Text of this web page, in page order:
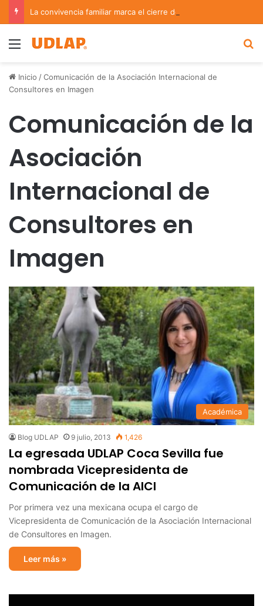
Menu
Inicio /Comunicación de la Asociación Internacional de
Consultores en Imagen
Comunicación de la
Asociación
Internacional de
Consultores en
Imagen
Académica
Blog UDLAP 9 julio, 2013 1,426
La egresada UDLAP Coca Sevilla fue
nombrada Vicepresidenta de
Comunicación de la AICI
Por primera vez una mexicana ocupa el cargo de
Vicepresidenta de Comunicación de la Asociación Internacional
de Consultores en Imagen.
Leer más »